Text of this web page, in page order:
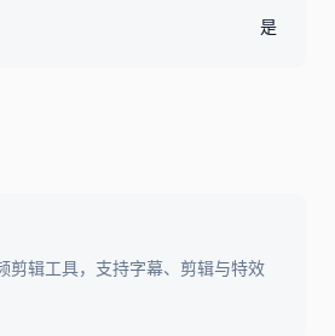
是
剪辑工具，支持字幕、剪辑与特效